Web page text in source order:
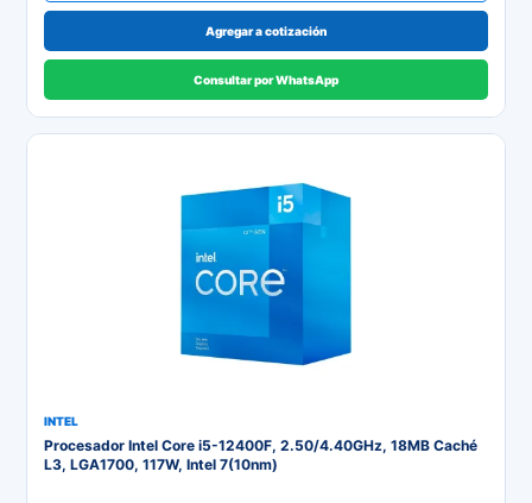
Agregar a cotización
Consultar por WhatsApp
INTEL
Procesador Intel Core i5-12400F, 2.50/4.40GHz, 18MB Caché
L3, LGA1700, 117W, Intel 7(10nm)